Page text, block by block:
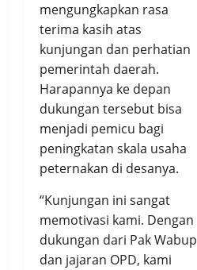
mengungkapkan rasa
terima kasih atas
kunjungan dan perhatian
pemerintah daerah.
Harapannya ke depan
dukungan tersebut bisa
menjadi pemicu bagi
peningkatan skala usaha
peternakan di desanya.
“Kunjungan ini sangat
memotivasi kami. Dengan
dukungan dari Pak Wabup
dan jajaran OPD, kami